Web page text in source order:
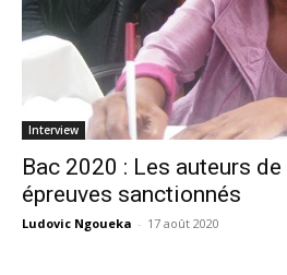
Interview
Bac 2020 : Les auteurs
épreuves sanctionnés
Ludovic Ngoueka - 17 août 2020